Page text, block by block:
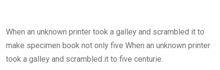
When an unknown printer took a galley and scrambled it to
make specimen book not only five When an unknown printer
took a galley and scrambled it to five centurie.